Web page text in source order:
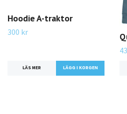
Hoodie A-traktor
300 kr
LÄS MER LÄGG I KORGEN